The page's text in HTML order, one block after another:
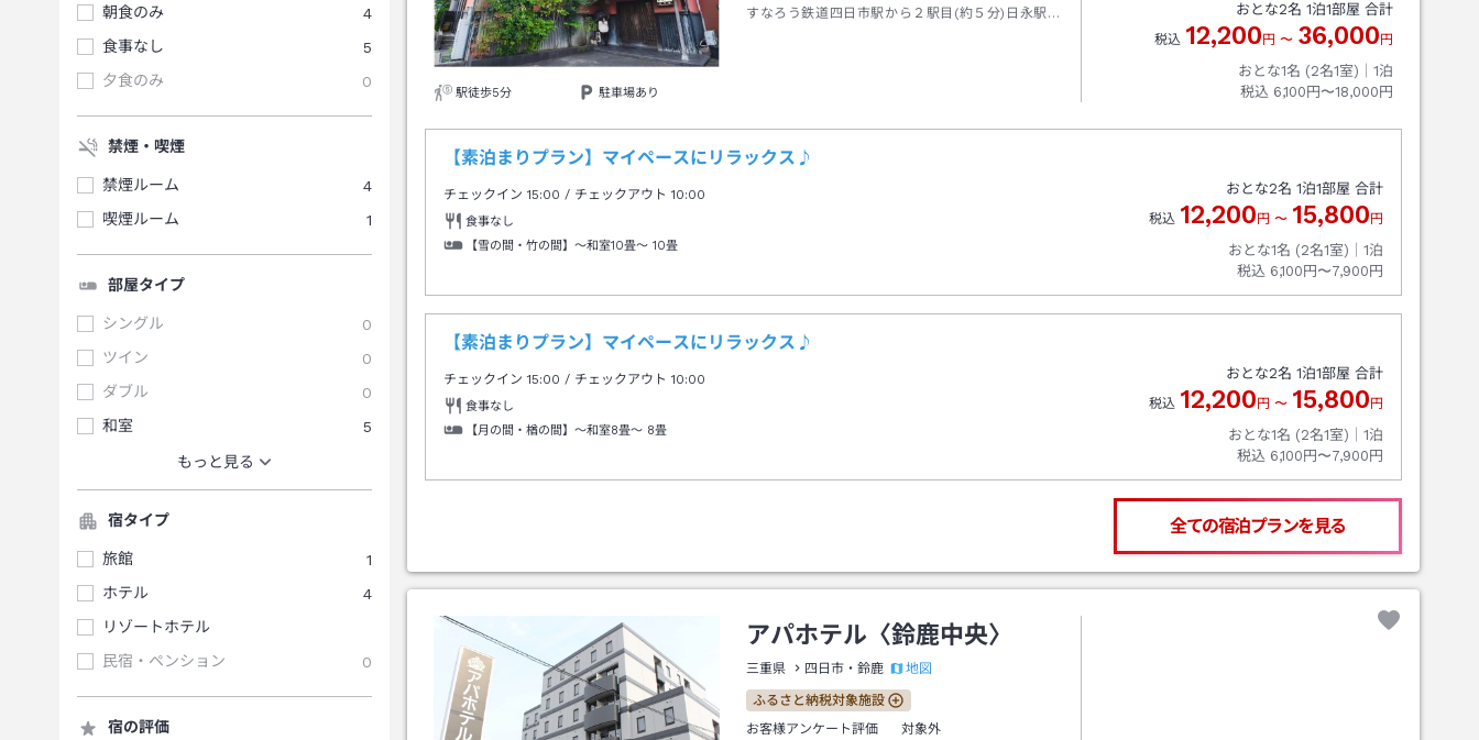
朝食のみ
4
食事なし
5
夕食のみ
0
禁煙・喫煙
禁煙ルーム
4
喫煙ルーム
1
部屋タイプ
シングル
0
ツイン
0
ダブル
0
和室
5
もっと見る
宿タイプ
旅館
1
ホテル
4
リゾートホテル
民宿・ペンション
0
宿の評価
駅徒歩5分 駐車場あり
すなろう鉄道四日市駅から２駅目(約５分)日永駅下
おとな2名 1泊1部屋 合計
税込 12,200 円 〜 36,000 円
おとな1名 (2名1室)｜ 1泊
税込 6,100円〜18,000円
【素泊まりプラン】マイペースにリラックス♪
チェックイン15:00 / チェックアウト 10:00
食事なし
【雪の間・竹の間】～和室10畳～ 10畳
おとな2名 1泊1部屋 合計
税込 12,200 円 〜 15,800 円
おとな1名 (2名1室)｜ 1泊
税込 6,100円〜7,900円
【素泊まりプラン】マイペースにリラックス♪
チェックイン15:00 / チェックアウト 10:00
食事なし
【月の間・楢の間】～和室8畳～ 8畳
おとな2名 1泊1部屋 合計
税込 12,200 円 〜 15,800 円
おとな1名 (2名1室)｜ 1泊
税込 6,100円〜7,900円
全ての宿泊プランを見る
アパホテル〈鈴鹿中央〉
三重県 四日市・鈴鹿 地図
ふるさと納税対象施設
お客様アンケート評価
対象外